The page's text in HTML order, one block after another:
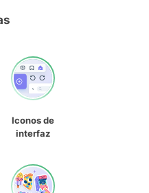
Iconos de
interfaz